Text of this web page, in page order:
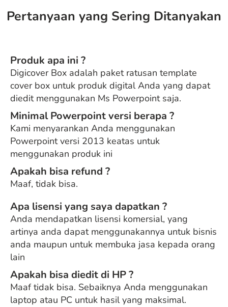
Pertanyaan yang Sering Ditanyakan
Produk apa ini ?
Digicover Box adalah paket ratusan template
cover box untuk produk digital Anda yang dapat
diedit menggunakan Ms Powerpoint saja.
Minimal Powerpoint versi berapa ?
Kami menyarankan Anda menggunakan
Powerpoint versi 2013 keatas untuk
menggunakan produk ini
Apakah bisa refund ?
Maaf, tidak bisa.
Apa lisensi yang saya dapatkan ?
Anda mendapatkan lisensi komersial, yang
artinya anda dapat menggunakannya untuk bisnis
anda maupun untuk membuka jasa kepada orang
lain​
Apakah bisa diedit di HP ?
Maaf tidak bisa. Sebaiknya Anda menggunakan
laptop atau PC untuk hasil yang maksimal.